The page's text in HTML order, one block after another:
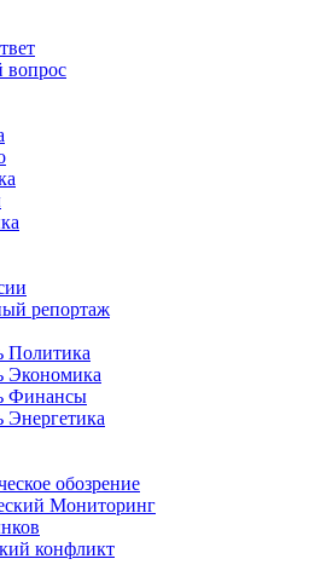
репортаж
Политика
Экономика
Финансы
Энергетика
обозрение
Мониторинг
конфликт